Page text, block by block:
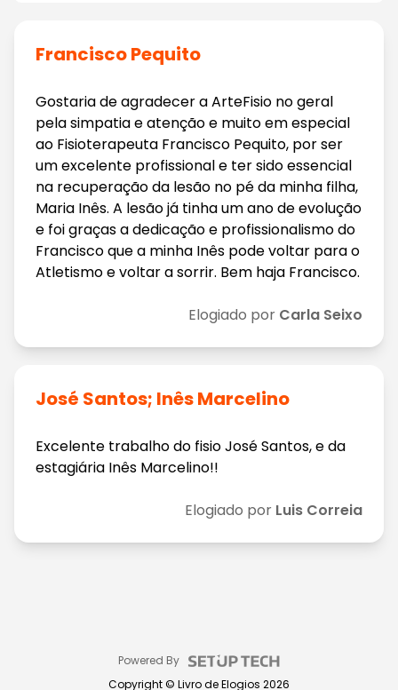
Francisco Pequito
Gostaria de agradecer a ArteFisio no geral
pela simpatia e atenção e muito em especial
ao Fisioterapeuta Francisco Pequito, por ser
um excelente profissional e ter sido essencial
na recuperação da lesão no pé da minha filha,
Maria Inês. A lesão já tinha um ano de evolução
e foi graças a dedicação e profissionalismo do
Francisco que a minha Inês pode voltar para o
Atletismo e voltar a sorrir. Bem haja Francisco.
Elogiado por Carla Seixo
José Santos; Inês Marcelino
Excelente trabalho do fisio José Santos, e da
estagiária Inês Marcelino!!
Elogiado por Luis Correia
Powered By
Copyright © Livro de Elogios 2026